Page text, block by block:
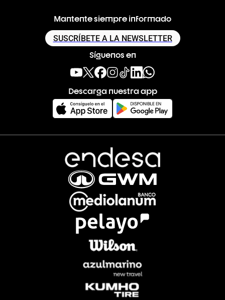
Mantente siempre informado
SUSCRÍBETE A LA NEWSLETTER
Síguenos en
Descarga nuestra app